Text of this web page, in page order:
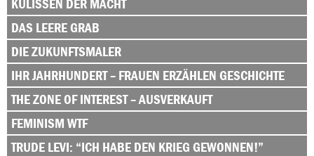
KULISSEN DER MACHT
DAS LEERE GRAB
DIE ZUKUNFTSMALER
IHR JAHRHUNDERT – FRAUEN ERZÄHLEN GESCHICHTE
THE ZONE OF INTEREST – AUSVERKAUFT
FEMINISM WTF
TRUDE LEVI: “ICH HABE DEN KRIEG GEWONNEN!”